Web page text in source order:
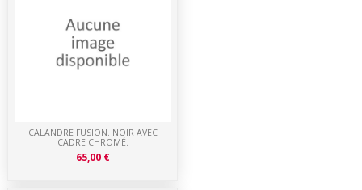
CALANDRE FUSION. NOIR AVEC
CADRE CHROMÉ.
65,00 €